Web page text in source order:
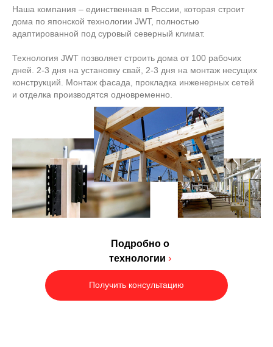
Наша компания – единственная в России, которая строит
дома по японской технологии JWT, полностью
адаптированной под суровый северный климат.
Технология JWT позволяет строить дома от 100 рабочих
дней. 2-3 дня на установку свай, 2-3 дня на монтаж несущих
конструкций. Монтаж фасада, прокладка инженерных сетей
и отделка производятся одновременно.
Получить консультацию
Подробно о
технологии ›